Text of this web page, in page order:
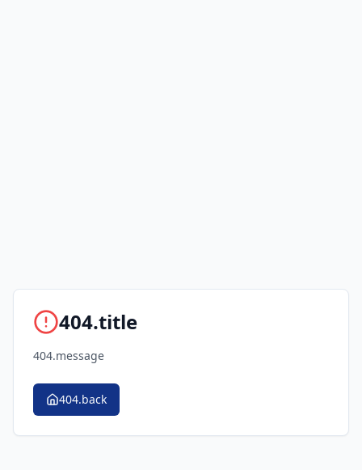
404.title
404.message
404.back